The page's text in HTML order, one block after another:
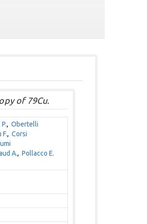
of 79Cu.
, Obertelli
F., Corsi
A., Pollacco E.